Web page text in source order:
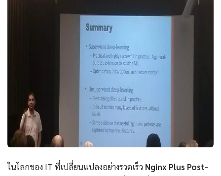
ในโลกของ IT ที่เปลี่ยนแปลงอย่างรวดเร็ว Nginx Plus Post-